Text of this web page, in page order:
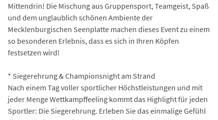
Mittendrin! Die Mischung aus Gruppensport, Teamgeist, Spaß
und dem unglaublich schönen Ambiente der
Mecklenburgischen Seenplatte machen dieses Event zu einem
so besonderen Erlebnis, dass es sich in Ihren Köpfen
festsetzen wird!
* Siegerehrung & Championsnight am Strand
Nach einem Tag voller sportlicher Höchstleistungen und mit
jeder Menge Wettkampffeeling kommt das Highlight für jeden
Sportler: Die Siegerehrung. Erleben Sie das einmalige Gefühl